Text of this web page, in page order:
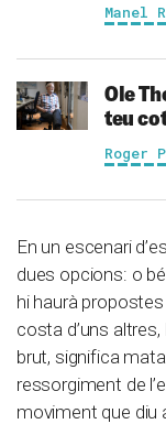
Manel
Ole
teu
Roger
En un escenari
dues opcions: o
hi haurà
costa d’uns
brut, significa
ressorgiment de
moviment que diu